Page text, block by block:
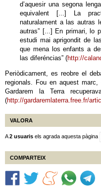
d’aquesir una segona
equivalent [...] La
naturalament a las autras
autras” [...] En primari, lo
estudi mai aprigondit de
que mena los enfants a
las diferéncias” (http://
Periòdicament, es reobre el
regionals. Fou en aquest
Gardarem la Terra
(http://gardaremlaterra.free.fr/
VALORA
A2 usuaris els agrada aquesta pàgina
COMPARTEIX